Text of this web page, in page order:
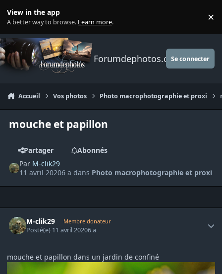
View in the app
A better way to browse. Learn more. ×
Forumdephotos.comSe connecter
Accueil Vos photos Photo macrophotographie et proxi
mouche et papillon
Partager
Abonnés
Par M-clik29
11 avril 20206 a dans Photo macrophotographie et proxi
M-clik29 Membre donateur
Posté(e) 11 avril 20206 a
mouche et papillon dans un jardin de confiné